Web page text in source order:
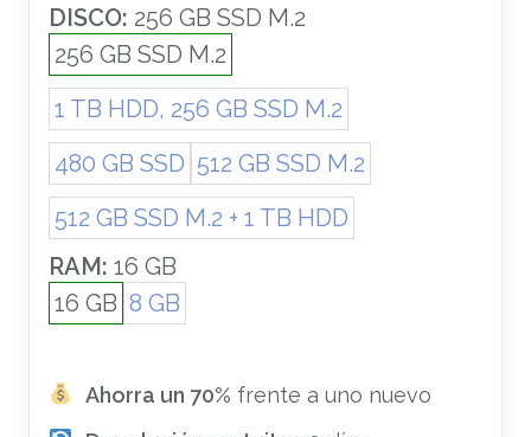
c
i
o
o
r
i
g
i
n
a
l
r
c
o
a
c
t
u
a
2
DISCO: 256 GB SSD M.2
256 GB SSD M.2
1 TB HDD, 256 GB SSD M.2
480 GB SSD 512 GB SSD M.2
512 GB SSD M.2 + 1 TB HDD
RAM: 16 GB
16 GB 8 GB
Ahorra un 70% frente a uno nuevo